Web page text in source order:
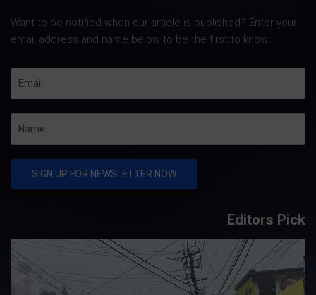
Want to be notified when our article is published? Enter your
email address and name below to be the first to know.
Editors Pick